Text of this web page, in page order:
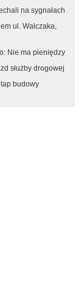
na sygnałach
ul. Walczaka,
Nie ma pieniędzy
służby drogowej
budowy